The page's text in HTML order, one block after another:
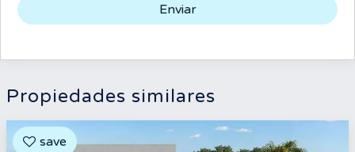
Propiedades similares